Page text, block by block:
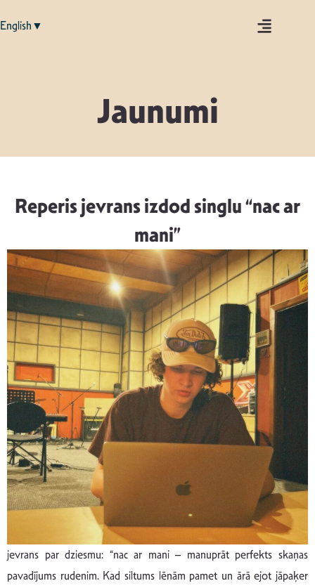
English▼
Jaunumi
Reperis jevrans izdod singlu “nac ar
mani”
jevrans par dziesmu: “nac ar mani – manuprāt perfekts skaņas
pavadījums rudenim. Kad siltums lēnām pamet un ārā ejot jāpaķer